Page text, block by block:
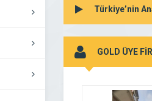
Türkiye’nin
GOLD ÜYE